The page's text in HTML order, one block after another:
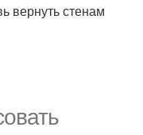
вернуть стенам